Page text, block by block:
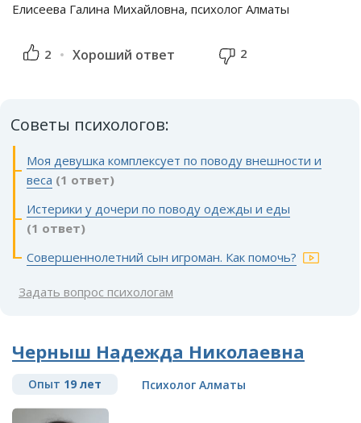
Елисеева Галина Михайловна, психолог Алматы
2 Хороший ответ 2
Советы психологов:
Моя девушка комплексует по поводу внешности и
веса (1 ответ)
Истерики у дочери по поводу одежды и еды
(1 ответ)
Совершеннолетний сын игроман. Как помочь?
Задать вопрос психологам
Черныш Надежда Николаевна
Опыт 19 лет Психолог Алматы